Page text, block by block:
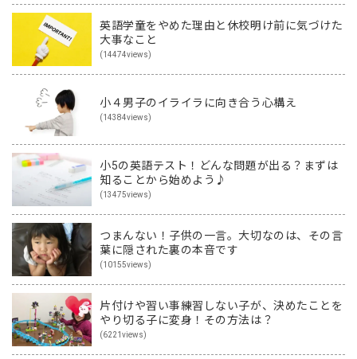
英語学童をやめた理由と休校明け前に気づけた
大事なこと
(14474views)
小４男子のイライラに向き合う心構え
(14384views)
小5の英語テスト！どんな問題が出る？まずは
知ることから始めよう♪
(13475views)
つまんない！子供の一言。大切なのは、その言
葉に隠された裏の本音です
(10155views)
片付けや習い事練習しない子が、決めたことを
やり切る子に変身！その方法は？
(6221views)